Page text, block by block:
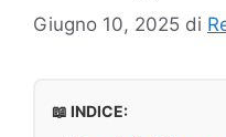
Giugno 10, 2025 di
📖 INDICE: